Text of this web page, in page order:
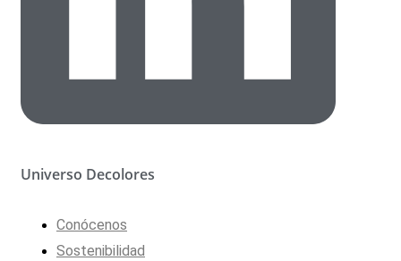
Universo Decolores
Conócenos
Sostenibilidad